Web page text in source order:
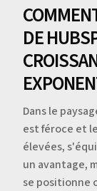
DE
Dans le
est féroce et
élevées,
un avantage,
se positionne